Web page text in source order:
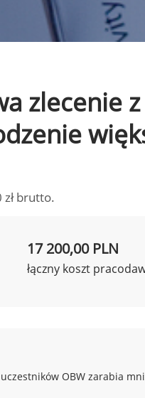
zlecenie
brutto.
17 200,00 PLN
łączny koszt
OBW zarabia